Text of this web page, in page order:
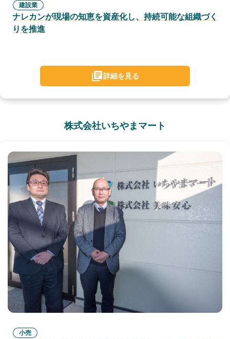
建設業
ナレカンが現場の知恵を資産化し、持続可能な組織づく
りを推進
詳細を見る
株式会社いちやまマート
小売